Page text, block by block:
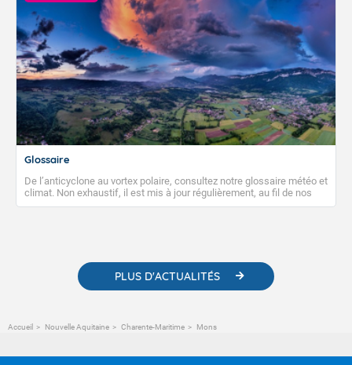
Glossaire
De l’anticyclone au vortex polaire, consultez notre glossaire météo et
climat. Non exhaustif, il est mis à jour régulièrement, au fil de nos
publications. Vous y trouverez également des liens utiles vers nos
PLUS D'ACTUALITÉS
Accueil Nouvelle Aquitaine Charente-Maritime Mons